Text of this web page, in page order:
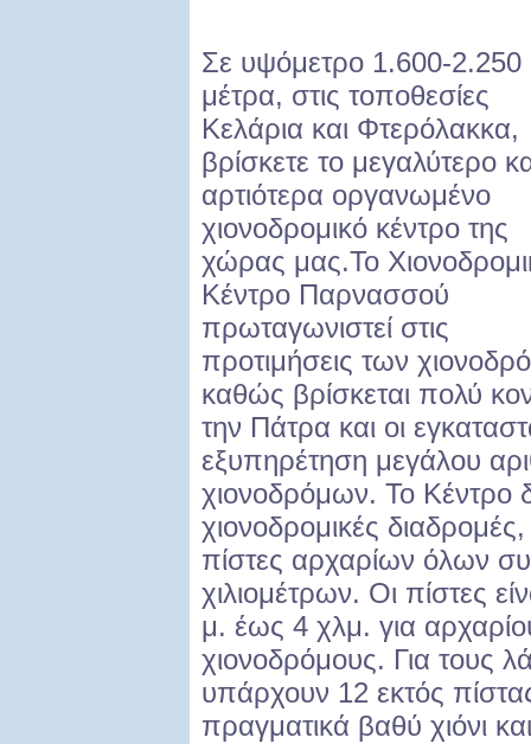
Σε υψόμετρο 1.600-2.250
μέτρα, στις τοποθεσίες
Κελάρια και Φτερόλακκα,
βρίσκετε το μεγαλύτερο
αρτιότερα οργανωμένο
χιονοδρομικό κέντρο της
χώρας μας.Το
Κέντρο Παρνασσού
πρωταγωνιστεί στις
προτιμήσεις των
καθώς βρίσκεται πολύ
την Πάτρα και οι
εξυπηρέτηση μεγάλου
χιονοδρόμων. Το Κέντρο
χιονοδρομικές
πίστες αρχαρίων όλων
χιλιομέτρων. Οι πίστες
μ. έως 4 χλμ. για
χιονοδρόμους. Για τους
υπάρχουν 12 εκτός
πραγματικά βαθύ χιόνι